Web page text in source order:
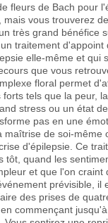
fleurs de Bach pour
mais vous trouverez
très grand bénéfice
traitement d'appoint
elle-même et qui
que vous
floral permet
forts tels que la peur,
stress ou un état
pas en une
maîtrise de soi-même
d'épilepsie. Ce
tôt, quand les
et que l'on craint
prévisible, il
des prises de
commençant